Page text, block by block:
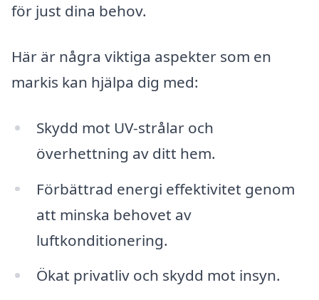
för just dina behov.
Här är några viktiga aspekter som en
markis kan hjälpa dig med:
Skydd mot UV-strålar och
överhettning av ditt hem.
Förbättrad energi effektivitet genom
att minska behovet av
luftkonditionering.
Ökat privatliv och skydd mot insyn.